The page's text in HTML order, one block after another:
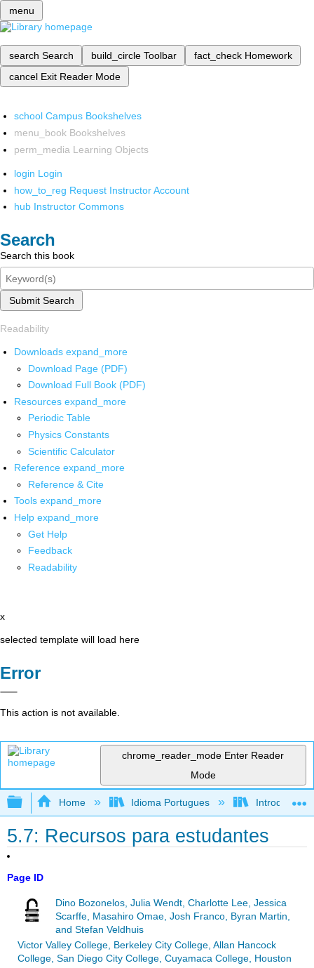
menu
search Search build_circle Toolbar fact_check Homework
cancel Exit Reader Mode
school Campus Bookshelves
menu_book Bookshelves
perm_media Learning Objects
login Login
how_to_reg Request Instructor Account
hub Instructor Commons
Search
Search this book
Submit Search
Readability
Downloads expand_more
Download Page (PDF)
Download Full Book (PDF)
Resources expand_more
Periodic Table
Physics Constants
Scientific Calculator
Reference expand_more
Reference & Cite
Tools expand_more
Help expand_more
Get Help
Feedback
Readability
x
selected template will load here
Error
This action is not available.
chrome_reader_mode Enter Reader
Mode
Expand/collapse global hierarchy
Home Idioma Portugues Introdução
5.7: Recursos para estudantes
Page ID
Dino Bozonelos, Julia Wendt, Charlotte Lee, Jessica
Scarffe, Masahiro Omae, Josh Franco, Byran Martin,
and Stefan Veldhuis
Victor Valley College, Berkeley City College, Allan Hancock
College, San Diego City College, Cuyamaca College, Houston